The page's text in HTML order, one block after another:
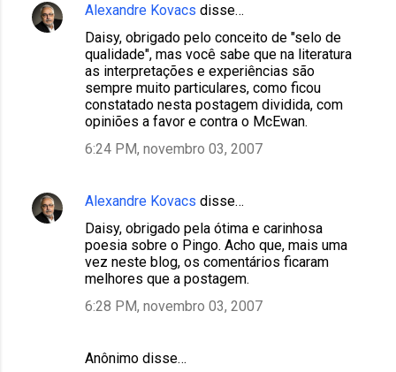
Alexandre Kovacs disse…
Daisy, obrigado pelo conceito de "selo de
qualidade", mas você sabe que na literatura
as interpretações e experiências são
sempre muito particulares, como ficou
constatado nesta postagem dividida, com
opiniões a favor e contra o McEwan.
6:24 PM, novembro 03, 2007
Alexandre Kovacs disse…
Daisy, obrigado pela ótima e carinhosa
poesia sobre o Pingo. Acho que, mais uma
vez neste blog, os comentários ficaram
melhores que a postagem.
6:28 PM, novembro 03, 2007
Anônimo disse…